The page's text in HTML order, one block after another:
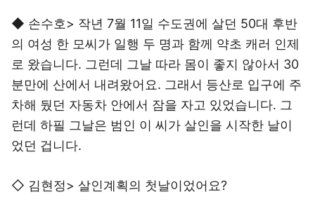
◆ 손수호> 작년 7월 11일 수도권에 살던 50대 후반
의 여성 한 모씨가 일행 두 명과 함께 약초 캐러 인제
로 왔습니다. 그런데 그날 따라 몸이 좋지 않아서 30
분만에 산에서 내려왔어요. 그래서 등산로 입구에 주
차해 뒀던 자동차 안에서 잠을 자고 있었습니다. 그
런데 하필 그날은 범인 이 씨가 살인을 시작한 날이
었던 겁니다.
◇ 김현정> 살인계획의 첫날이었어요?